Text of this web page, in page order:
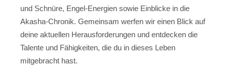
und Schnüre, Engel-Energien sowie Einblicke in die
Akasha-Chronik. Gemeinsam werfen wir einen Blick auf
deine aktuellen Herausforderungen und entdecken die
Talente und Fähigkeiten, die du in dieses Leben
mitgebracht hast.